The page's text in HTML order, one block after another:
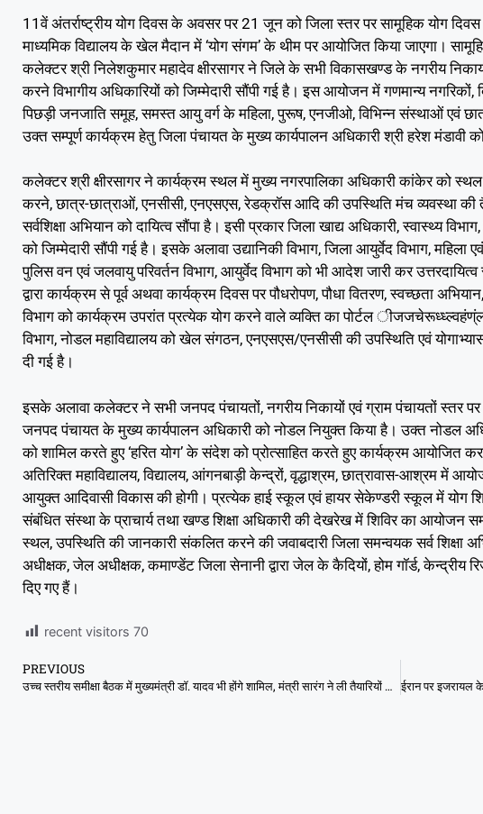
11वें अंतर्राष्ट्रीय योग दिवस के अवसर पर 21 जून को जिला स्तर पर सामूहिक योग
माध्यमिक विद्यालय के खेल मैदान में ‘योग संगम’ के थीम पर आयोजित किया जाएगा।
कलेक्टर श्री निलेशकुमार महादेव क्षीरसागर ने जिले के सभी विकासखण्ड के नगरीय
करने विभागीय अधिकारियों को जिम्मेदारी सौंपी गई है। इस आयोजन में गणमान्य
पिछड़ी जनजाति समूह, समस्त आयु वर्ग के महिला, पुरूष, एनजीओ, विभिन्न संस्थाओं एवं
उक्त सम्पूर्ण कार्यक्रम हेतु जिला पंचायत के मुख्य कार्यपालन अधिकारी श्री हरेश मंडावी
कलेक्टर श्री क्षीरसागर ने कार्यक्रम स्थल में मुख्य नगरपालिका अधिकारी कांकेर को
करने, छात्र-छात्राओं, एनसीसी, एनएसएस, रेडक्रॉस आदि की उपस्थिति मंच व्यवस्था की
सर्वशिक्षा अभियान को दायित्व सौंपा है। इसी प्रकार जिला खाद्य अधिकारी, स्वास्थ्य
को जिम्मेदारी सौंपी गई है। इसके अलावा उद्यानिकी विभाग, जिला आयुर्वेद विभाग,
पुलिस वन एवं जलवायु परिवर्तन विभाग, आयुर्वेद विभाग को भी आदेश जारी कर उत्तरदायित्व
द्वारा कार्यक्रम से पूर्व अथवा कार्यक्रम दिवस पर पौधरोपण, पौधा वितरण, स्वच्छता
विभाग को कार्यक्रम उपरांत प्रत्येक योग करने वाले व्यक्ति का पोर्टल
विभाग, नोडल महाविद्यालय को खेल संगठन, एनएसएस/एनसीसी की उपस्थिति एवं
दी गई है।
इसके अलावा कलेक्टर ने सभी जनपद पंचायतों, नगरीय निकायों एवं ग्राम पंचायतों स्तर पर
जनपद पंचायत के मुख्य कार्यपालन अधिकारी को नोडल नियुक्त किया है। उक्त नोडल
को शामिल करते हुए ‘हरित योग’ के संदेश को प्रोत्साहित करते हुए कार्यक्रम आयोजित
अतिरिक्त महाविद्यालय, विद्यालय, आंगनबाड़ी केन्द्रों, वृद्धाश्रम, छात्रावास-आश्रम में
आयुक्त आदिवासी विकास की होगी। प्रत्येक हाई स्कूल एवं हायर सेकेण्डरी स्कूल में योग
संबंधित संस्था के प्राचार्य तथा खण्ड शिक्षा अधिकारी की देखरेख में शिविर का
स्थल, उपस्थिति की जानकारी संकलित करने की जवाबदारी जिला समन्वयक सर्व शिक्षा
अधीक्षक, जेल अधीक्षक, कमाण्डेंट जिला सेनानी द्वारा जेल के कैदियों, होम गॉर्ड, केन्द्रीय
दिए गए हैं।
recent visitors 70
PREVIOUS
उच्च स्तरीय समीक्षा बैठक में मुख्यमंत्री डॉ. यादव भी होंगे शामिल, मंत्री सारंग ने ली तैयारियों की बैठक